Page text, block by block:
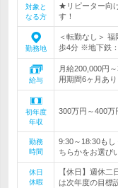
対象と
なる方
★リピーター向
す！
勤務地
＜転勤なし＞
歩4分 ※地下鉄
給与
月給200,000円
用期間6ヶ月あ
初年度
年収
300万円～400万
勤務
時間
9:30～18:30も
ちらかをお選び
休日
休暇
【休日】週休
は次年度の目標